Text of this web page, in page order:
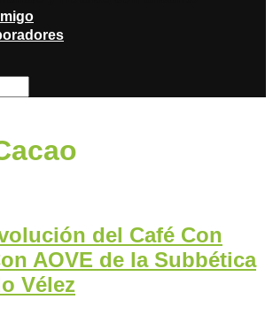
del Café Con
AOVE de la Subbética
Vélez